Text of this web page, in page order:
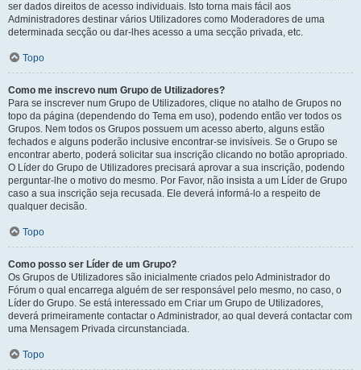
ser dados direitos de acesso individuais. Isto torna mais fácil aos
Administradores destinar vários Utilizadores como Moderadores de uma
determinada secção ou dar-lhes acesso a uma secção privada, etc.
Topo
Como me inscrevo num Grupo de Utilizadores?
Para se inscrever num Grupo de Utilizadores, clique no atalho de Grupos no
topo da página (dependendo do Tema em uso), podendo então ver todos os
Grupos. Nem todos os Grupos possuem um acesso aberto, alguns estão
fechados e alguns poderão inclusive encontrar-se invisíveis. Se o Grupo se
encontrar aberto, poderá solicitar sua inscrição clicando no botão apropriado.
O Líder do Grupo de Utilizadores precisará aprovar a sua inscrição, podendo
perguntar-lhe o motivo do mesmo. Por Favor, não insista a um Líder de Grupo
caso a sua inscrição seja recusada. Ele deverá informá-lo a respeito de
qualquer decisão.
Topo
Como posso ser Líder de um Grupo?
Os Grupos de Utilizadores são inicialmente criados pelo Administrador do
Fórum o qual encarrega alguém de ser responsável pelo mesmo, no caso, o
Líder do Grupo. Se está interessado em Criar um Grupo de Utilizadores,
deverá primeiramente contactar o Administrador, ao qual deverá contactar com
uma Mensagem Privada circunstanciada.
Topo